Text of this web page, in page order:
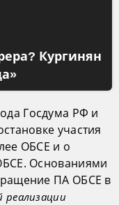
Кургинян
Госдума РФ и
участия
ОБСЕ и о
Основаниями
ПА ОБСЕ в
реализации